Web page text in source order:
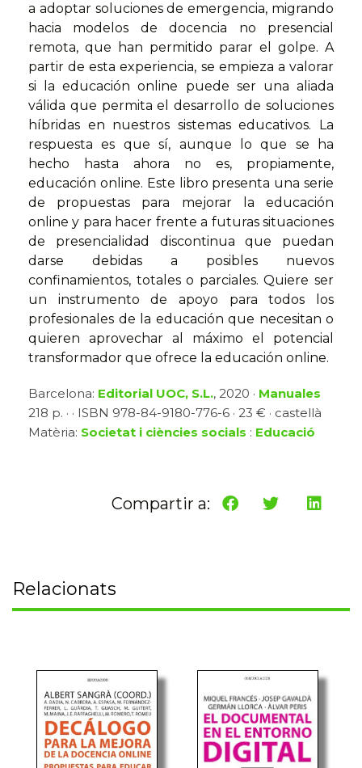
a adoptar soluciones de emergencia, migrando
hacia modelos de docencia no presencial
remota, que han permitido parar el golpe. A
partir de esta experiencia, se empieza a valorar
si la educación online puede ser una aliada
válida que permita el desarrollo de soluciones
híbridas en nuestros sistemas educativos. La
respuesta es que sí, aunque lo que se ha
hecho hasta ahora no es, propiamente,
educación online. Este libro presenta una serie
de propuestas para mejorar la educación
online y para hacer frente a futuras situaciones
de presencialidad discontinua que puedan
darse debidas a posibles nuevos
confinamientos, totales o parciales. Quiere ser
un instrumento de apoyo para todos los
profesionales de la educación que necesitan o
quieren aprovechar al máximo el potencial
transformador que ofrece la educación online.
Barcelona: Editorial UOC, S.L., 2020 · Manuales
218 p. · · ISBN 978-84-9180-776-6 · 23 € · castellà
Matèria: Societat i ciències socials : Educació
Compartir a:
Relacionats